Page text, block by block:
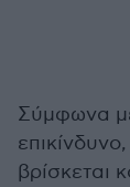
Σύμφωνα
βρίσκεται